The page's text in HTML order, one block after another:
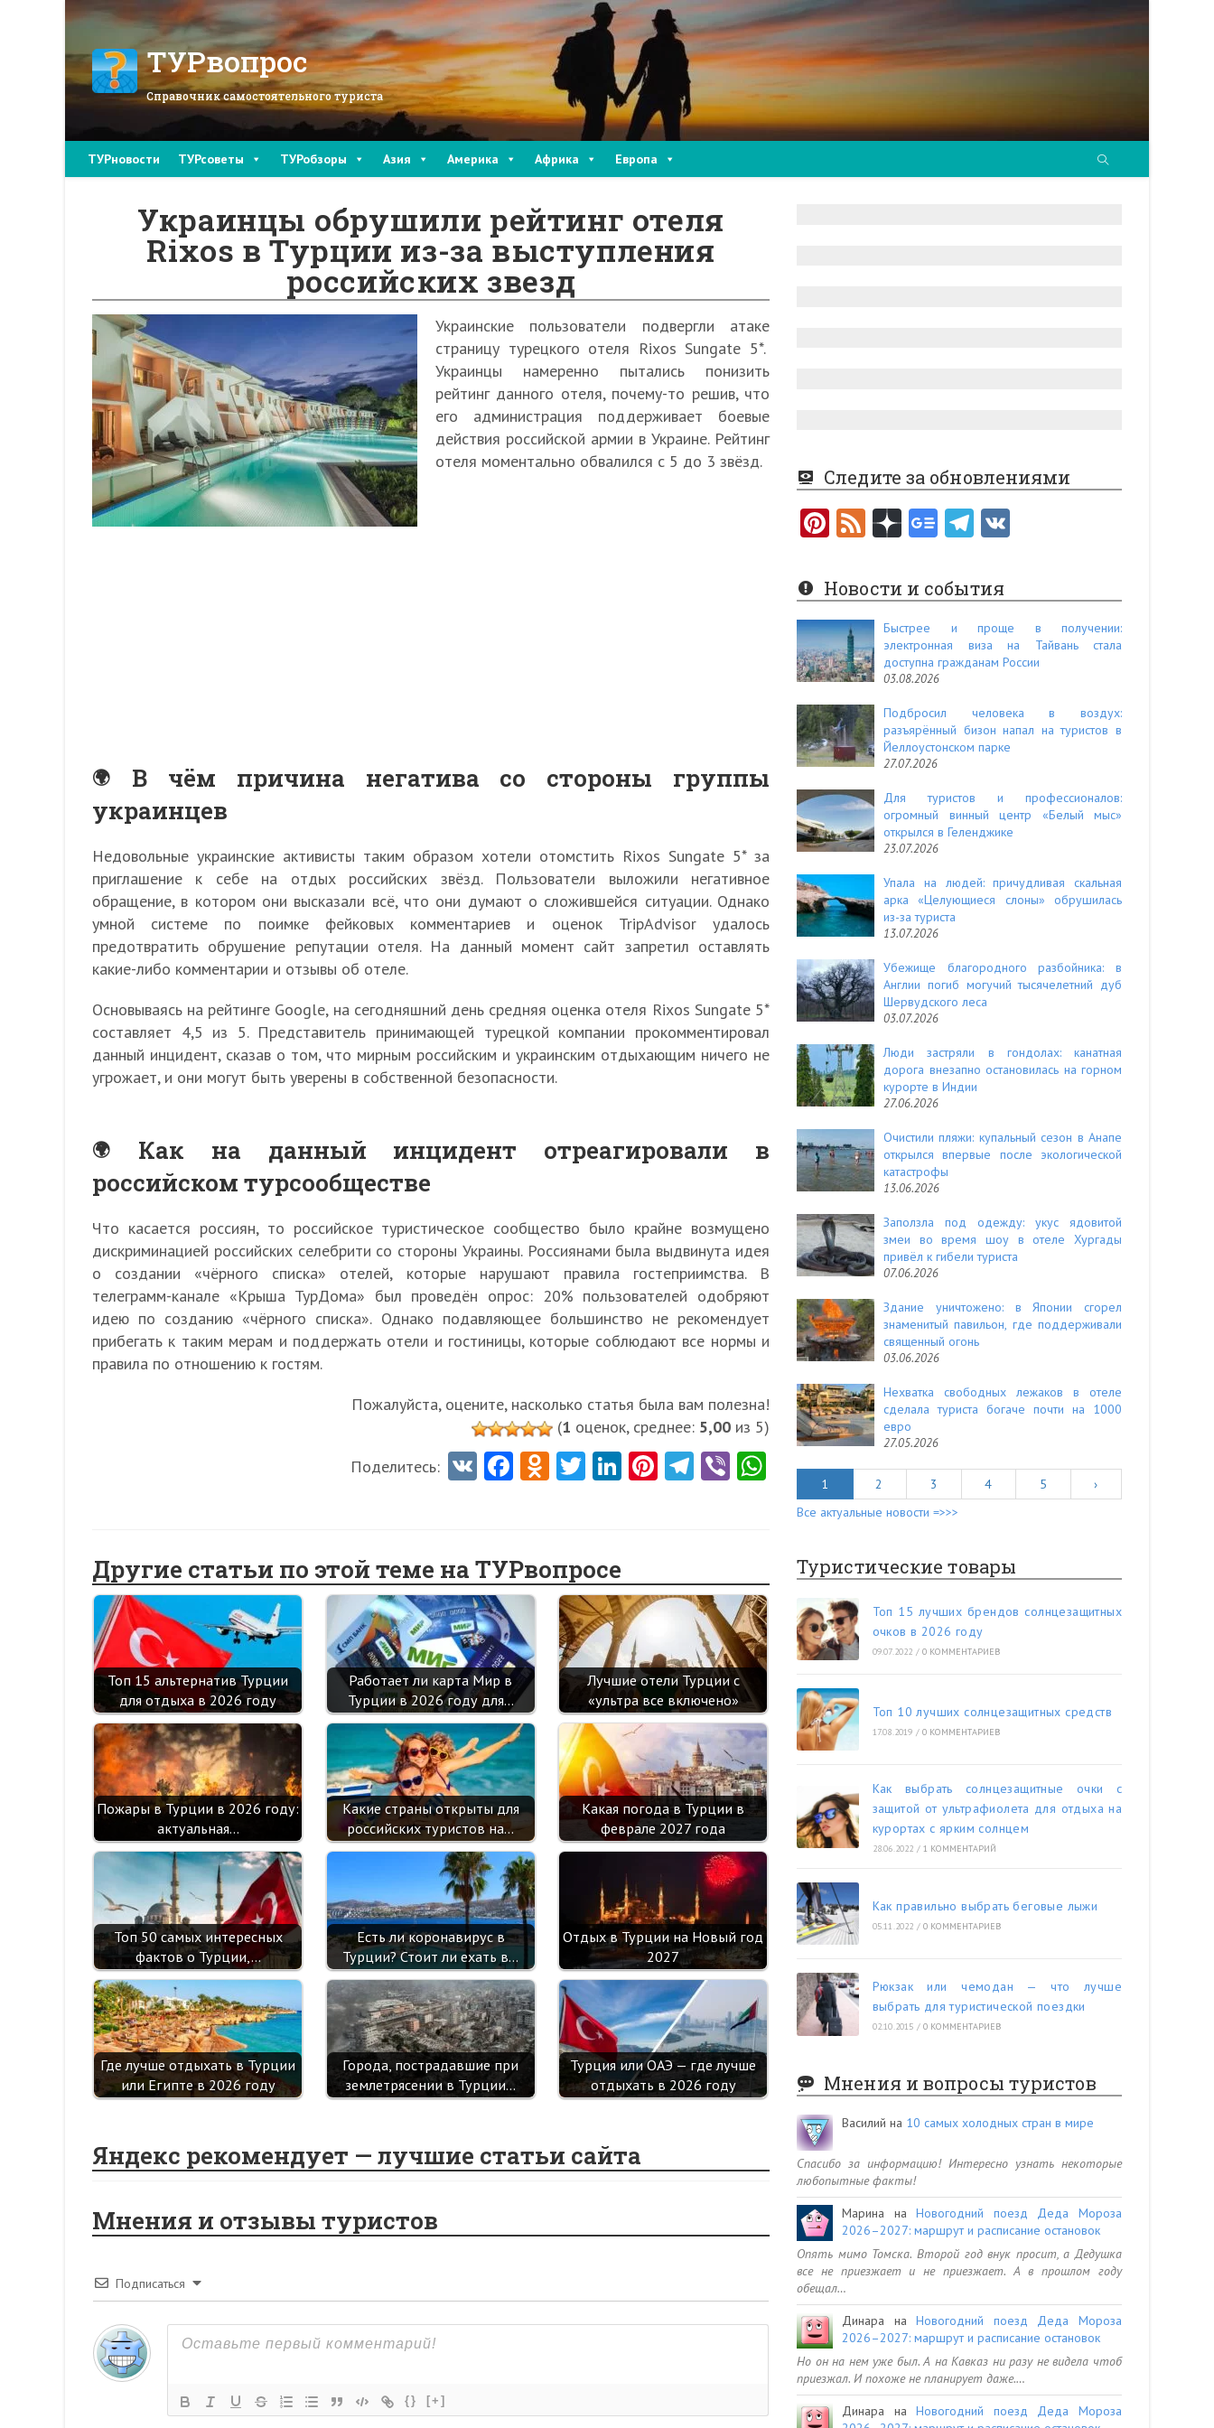
ТУРвопрос
Справочник самостоятельного туриста
ТУРновости ТУРсоветы ТУРобзоры Азия Америка Африка Европа
Украинцы обрушили рейтинг отеля
Rixos в Турции из-за выступления
российских звезд
Украинские пользователи подвергли атаке
страницу турецкого отеля Rixos Sungate 5*.
Украинцы намеренно пытались понизить
рейтинг данного отеля, почему-то решив, что
его администрация поддерживает боевые
действия российской армии в Украине. Рейтинг
отеля моментально обвалился с 5 до 3 звёзд.
В чём причина негатива со стороны группы
украинцев
Недовольные украинские активисты таким образом хотели отомстить Rixos Sungate 5* за
приглашение к себе на отдых российских звёзд. Пользователи выложили негативное
обращение, в котором они высказали всё, что они думают о сложившейся ситуации. Однако
умной системе по поимке фейковых комментариев и оценок TripAdvisor удалось
предотвратить обрушение репутации отеля. На данный момент сайт запретил оставлять
какие-либо комментарии и отзывы об отеле.
Основываясь на рейтинге Google, на сегодняшний день средняя оценка отеля Rixos Sungate 5*
составляет 4,5 из 5. Представитель принимающей турецкой компании прокомментировал
данный инцидент, сказав о том, что мирным российским и украинским отдыхающим ничего не
угрожает, и они могут быть уверены в собственной безопасности.
Как на данный инцидент отреагировали в
российском турсообществе
Что касается россиян, то российское туристическое сообщество было крайне возмущено
дискриминацией российских селебрити со стороны Украины. Россиянами была выдвинута идея
о создании «чёрного списка» отелей, которые нарушают правила гостеприимства. В
телеграмм-канале «Крыша ТурДома» был проведён опрос: 20% пользователей одобряют
идею по созданию «чёрного списка». Однако подавляющее большинство не рекомендует
прибегать к таким мерам и поддержать отели и гостиницы, которые соблюдают все нормы и
правила по отношению к гостям.
Пожалуйста, оцените, насколько статья была вам полезна!
(1 оценок, среднее: 5,00из 5)
Поделитесь:
VFa
o
k
O
kl
as
sn
ik
i
T Li
n
Pi
t
Te
m
Vi
Другие статьи по этой теме на ТУРвопросе
Топ 15 альтернатив Турции
для отдыха в 2026 году
Работает ли карта Мир в
Турции в 2026 году для…
Лучшие отели Турции с
«ультра все включено»
Пожары в Турции в 2026 году:
актуальная…
Какие страны открыты для
российских туристов на…
Какая погода в Турции в
феврале 2027 года
Топ 50 самых интересных
фактов о Турции,…
Есть ли коронавирус в
Турции? Стоит ли ехать в…
Отдых в Турции на Новый год
2027
Где лучше отдыхать в Турции
или Египте в 2026 году
Города, пострадавшие при
землетрясении в Турции…
Турция или ОАЭ — где лучше
отдыхать в 2026 году
Яндекс рекомендует — лучшие статьи сайта
Мнения и отзывы туристов
Подписаться
{} [+]
Следите за обновлениями
Pi
er
es
t
F
e
d
Новости и события
Быстрее и проще в получении:
электронная виза на Тайвань стала
доступна гражданам России
03.08.2026
Подбросил человека в воздух:
разъярённый бизон напал на туристов в
Йеллоустонском парке
27.07.2026
Для туристов и профессионалов:
огромный винный центр «Белый мыс»
открылся в Геленджике
23.07.2026
Упала на людей: причудливая скальная
арка «Целующиеся слоны» обрушилась
из-за туриста
13.07.2026
Убежище благородного разбойника: в
Англии погиб могучий тысячелетний дуб
Шервудского леса
03.07.2026
Люди застряли в гондолах: канатная
дорога внезапно остановилась на горном
курорте в Индии
27.06.2026
Очистили пляжи: купальный сезон в Анапе
открылся впервые после экологической
катастрофы
13.06.2026
Заползла под одежду: укус ядовитой
змеи во время шоу в отеле Хургады
привёл к гибели туриста
07.06.2026
Здание уничтожено: в Японии сгорел
знаменитый павильон, где поддерживали
священный огонь
03.06.2026
Нехватка свободных лежаков в отеле
сделала туриста богаче почти на 1000
евро
27.05.2026
1 2 3 4 5
›
Все актуальные новости =>>>
Туристические товары
Топ 15 лучших брендов солнцезащитных
очков в 2026 году
09.07.2022 / 0 КОММЕНТАРИЕВ
Топ 10 лучших солнцезащитных средств
17.08.2019 / 0 КОММЕНТАРИЕВ
Как выбрать солнцезащитные очки с
защитой от ультрафиолета для отдыха на
курортах с ярким солнцем
28.06.2022 / 1 КОММЕНТАРИЙ
Как правильно выбрать беговые лыжи
05.11.2022 / 0 КОММЕНТАРИЕВ
Рюкзак или чемодан — что лучше
выбрать для туристической поездки
02.10.2015 / 0 КОММЕНТАРИЕВ
Мнения и вопросы туристов
Василий на 10 самых холодных стран в мире
Спасибо за информацию! Интересно узнать некоторые
любопытные факты!
Марина наНовогодний поезд Деда Мороза
2026–2027: маршрут и расписание остановок
Опять мимо Томска. Второй год внук просит, а Дедушка
все не приезжает и не приезжает. А в прошлом году
обещал…
Динара наНовогодний поезд Деда Мороза
2026–2027: маршрут и расписание остановок
Но он на нем уже был. А на Кавказ ни разу не видела чтоб
приезжал. И похоже не планирует даже.…
Динара наНовогодний поезд Деда Мороза